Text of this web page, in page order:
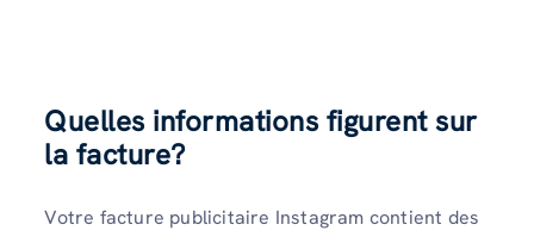
Quelles informations figurent sur
la facture?
Votre facture publicitaire Instagram contient des